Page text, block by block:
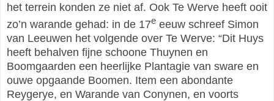
het terrein konden ze niet af. Ook Te Werve heeft ooit
zo’n warande gehad: in de 17e eeuw schreef Simon
van Leeuwen het volgende over Te Werve: “Dit Huys
heeft behalven fijne schoone Thuynen en
Boomgaarden een heerlijke Plantagie van sware en
ouwe opgaande Boomen. Item een abondante
Reygerye, en Warande van Conynen, en voorts